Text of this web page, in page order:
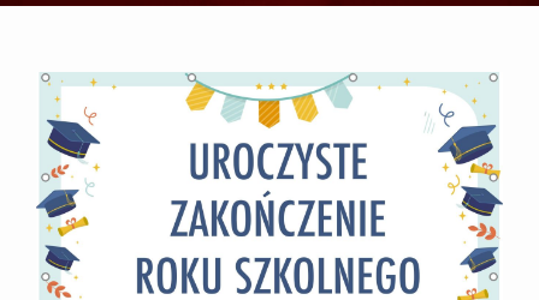
View
Larger
Image